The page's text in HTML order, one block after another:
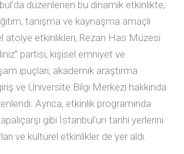
düzenlenen bu dinamik etkinlikte,
tanışma ve kaynaşma amaçlı
atölye etkinlikleri, Rezan Has Müzesi
partisi, kişisel emniyet ve
ipuçları, akademik araştırma
ve Üniversite Bilgi Merkezi hakkında
Ayrıca, etkinlik programında
gibi İstanbul’un tarihi yerlerini
ve kültürel etkinlikler de yer aldı.